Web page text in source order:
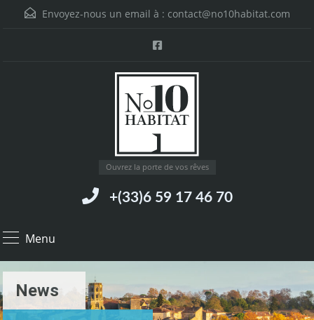
Envoyez-nous un email à : contact@no10habitat.com
Ouvrez la porte de vos rêves
+(33)6 59 17 46 70
Menu
News